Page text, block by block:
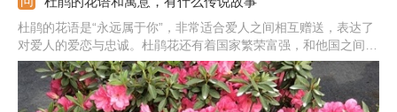
杜鹃的花语是“永远属于你”，非常适合爱人之间相互赠送，表达了
对爱人的爱恋与忠诚。杜鹃花还有着国家繁荣富强，和他国之间友
谊长存的美好寓意。除此之外，杜鹃花还代表着“思念”，有远在他
乡对爱人的思念，对家人的想念的寓意，所以也适合送给家人，表
达一下思念的情感。